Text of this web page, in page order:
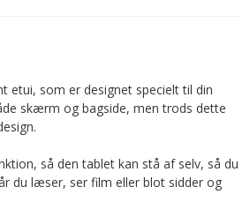
etui, som er designet specielt til din
skærm og bagside, men trods dette
så den tablet kan stå af selv, så du
du læser, ser film eller blot sidder og